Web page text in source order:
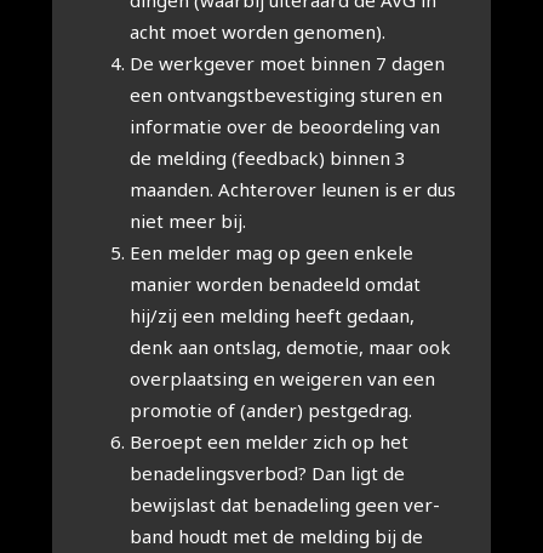
acht moet wor­den geno­men).
De werk­ge­ver moet bin­nen 7 dagen
een ont­vangst­be­ves­ti­ging stu­ren en
infor­ma­tie over de beoor­de­ling van
de mel­ding (feed­back) bin­nen 3
maan­den. Ach­ter­over leu­nen is er dus
niet meer bij.
Een mel­der mag op geen enke­le
manier wor­den bena­deeld omdat
hij/zij een mel­ding heeft gedaan,
denk aan ont­slag, demo­tie, maar ook
over­plaat­sing en wei­ge­ren van een
pro­mo­tie of (ander) pest­ge­drag.
Beroept een mel­der zich op het
bena­de­lings­ver­bod? Dan ligt de
bewijs­last dat bena­de­ling geen ver­
band houdt met de mel­ding bij de